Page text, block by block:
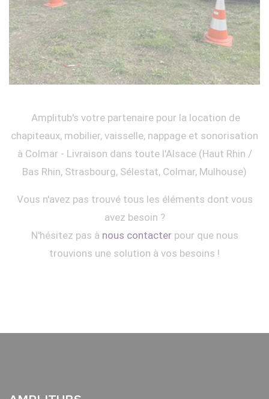
Amplitub's votre partenaire pour la location de
chapiteaux, mobilier, vaisselle, nappage et sonorisation
à Colmar - Livraison dans toute l'Alsace (Haut Rhin /
Bas Rhin, Strasbourg, Sélestat, Colmar, Mulhouse)
Vous n'avez pas trouvé tous les éléments dont vous
avez besoin ?
N'hésitez pas à nous contacterpour que nous
trouvions une solution à vos besoins !